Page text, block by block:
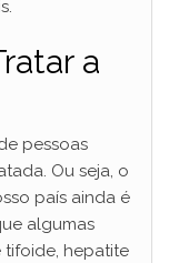
a
pessoas
Ou seja, o
país ainda é
algumas
tifoide, hepatite